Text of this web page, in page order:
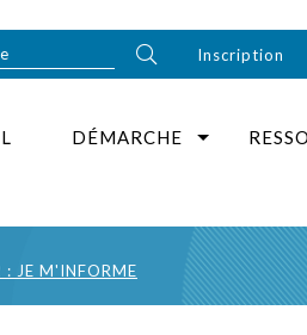
Inscription
DÉMARCHE
: JE M'INFORME